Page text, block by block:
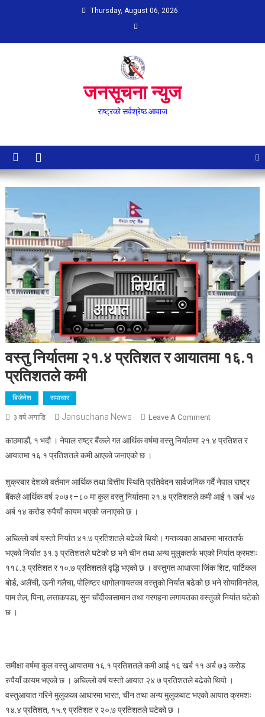
Thursday, August 06, 2026
जनसूचना न्युज
राष्ट्रको सर्वश्रेष्ठ आवाज
वस्तु निर्यातमा २१.४ प्रतिशत र आयातमा १६.१
प्रतिशतले कमी
बिजेनेश समाचार
३ वर्ष अगाडि Jansuchana News Leave A CommentOn
निर्यातमा
र
आयातमा
कमी
काठमाडौं, १ भदौ । नेपाल राष्ट्र बैंकले गत आर्थिक वर्षमा वस्तु निर्यातमा २१.४ प्रतिशत र
आयातमा १६.१ प्रतिशतले कमी आएको जनाएको छ ।
शुक्रबार देशको वर्तमान आर्थिक तथा वित्तीय स्थिति प्रतिवेदन सार्वजनिक गर्दै नेपाल राष्ट्र
बैंकले आर्थिक वर्ष २०७९÷८० मा कुल वस्तु निर्यातमा २१.४ प्रतिशतले कमी आई १ खर्ब ५७
अर्ब १४ करोड रुपैयाँ कायम भएको जनाएको छ ।
अघिल्लो वर्ष यस्तो निर्यात ४१.७ प्रतिशतले बढेको थियो। गन्तव्यका आधारमा भारततर्फ
भएको निर्यात ३१.३ प्रतिशतले घटेको छ भने चीन तथा अन्य मुलुकतर्फ भएको निर्यात क्रमशः
११८.३ प्रतिशत र १०.७ प्रतिशतले वृद्धि भएको छ । वस्तुगत आधारमा जिंक शिट, पार्टिकल
बोर्ड, अलैंची, ऊनी गलैचा, पोलिष्टर धागोलगायतका वस्तुको निर्यात बढेको छ भने सोयाविनतेल,
पाम तेल, पिना, लत्ताकपडा, सुन चाँदीकासामान तथा गरगहना लगायतका वस्तुको निर्यात घटेको
छ ।
समीक्षा वर्षमा कुल वस्तु आयातमा १६.१ प्रतिशतले कमी आई १६ खर्ब ११ अर्ब ७३ करोड
रुपैयाँ कायम भएको छ । अघिल्लो वर्ष यस्तो आयात २४.७ प्रतिशतले बढेको थियो ।
वस्तुआयात गरिने मुलुकका आधारमा भारत, चीन तथा अन्य मुलुकबाट भएको आयात क्रमशः
१४.४ प्रतिशत, १५.९ प्रतिशत र २०.७ प्रतिशतले घटेको छ ।